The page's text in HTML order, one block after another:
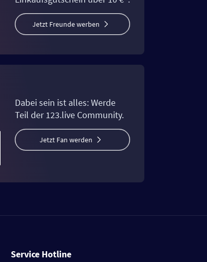
Jetzt Freunde werben
Dabei sein ist alles: Werde
Teil der 123.live Community.
Jetzt Fan werden
Service Hotline